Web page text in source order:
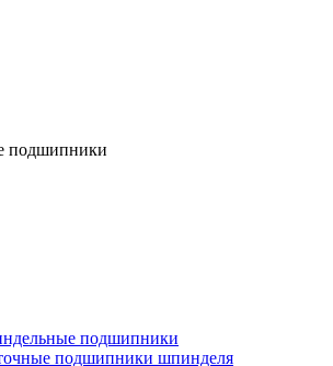
подшипники
подшипники
подшипники шпинделя